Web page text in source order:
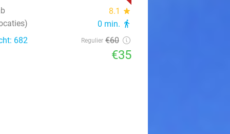
8.1 star
0 min. directions_walk
682 Regulier €60
€35